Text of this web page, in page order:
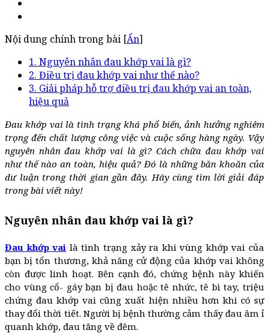
Nội dung chính trong bài [Ẩn]
1. Nguyên nhân đau khớp vai là gì?
2. Điều trị đau khớp vai như thế nào?
3. Giải pháp hỗ trợ điều trị đau khớp vai an toàn,
hiệu quả
Đau khớp vai là tình trạng khá phổ biến, ảnh hưởng nghiêm
trọng đến chất lượng công việc và cuộc sống hàng ngày. Vậy
nguyên nhân đau khớp vai là gì? Cách chữa đau khớp vai
như thế nào an toàn, hiệu quả? Đó là những băn khoăn của
dư luận trong thời gian gần đây. Hãy cùng tìm lời giải đáp
trong bài viết này!
Nguyên nhân đau khớp vai là gì?
Đau khớp vai là tình trạng xảy ra khi vùng khớp vai của
bạn bị tổn thương, khả năng cử động của khớp vai không
còn được linh hoạt. Bên cạnh đó, chứng bệnh này khiến
cho vùng cổ- gáy bạn bị đau hoặc tê nhức, tê bì tay, triệu
chứng đau khớp vai cũng xuất hiện nhiều hơn khi có sự
thay đổi thời tiết. Người bị bệnh thường cảm thấy đau âm ỉ
quanh khớp, đau tăng về đêm.